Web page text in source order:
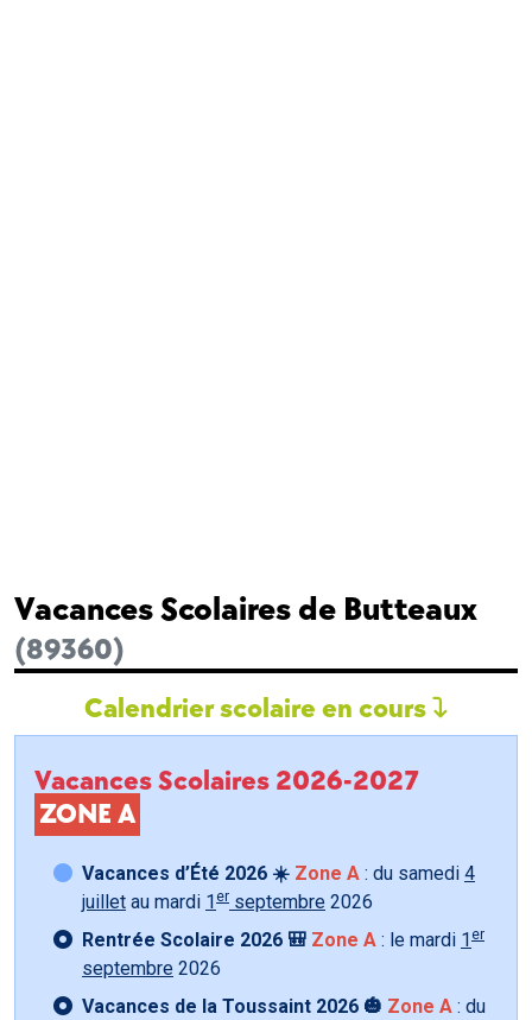
Vacances Scolaires de Butteaux
(89360)
Calendrier scolaire en cours
Vacances Scolaires 2026-2027
ZONE A
Vacances d’Été 2026 ☀️ Zone A : du samedi 4
juillet au mardi 1 er septembre 2026
Rentrée Scolaire 2026 🎒 Zone A : le mardi 1 er
septembre 2026
Vacances de la Toussaint 2026 🎃 Zone A : du